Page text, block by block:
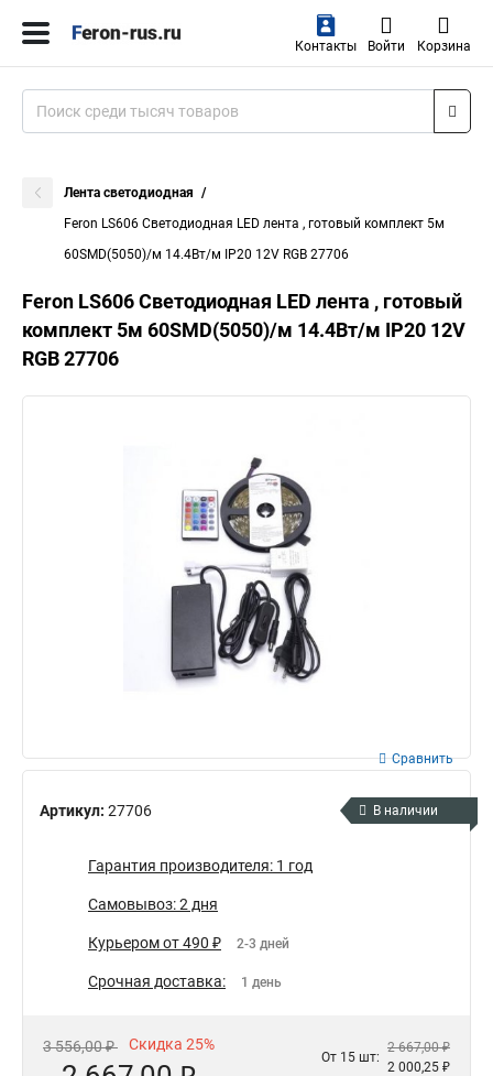
Контакты Войти Корзина
Лента светодиодная
Feron LS606 Cветодиодная LED лента , готовый комплект 5м
60SMD(5050)/м 14.4Вт/м IP20 12V RGB 27706
Feron LS606 Cветодиодная LED лента , готовый
комплект 5м 60SMD(5050)/м 14.4Вт/м IP20 12V
RGB 27706
Артикул: 27706
Сравнить
В наличии
Гарантия производителя: 1 год
Самовывоз: 2 дня
Курьером от 490 ₽ 2-3 дней
Срочная доставка: 1 день
3 556,00 ₽ Скидка 25%
От 15 шт:
2 667,00 ₽
2 000,25 ₽